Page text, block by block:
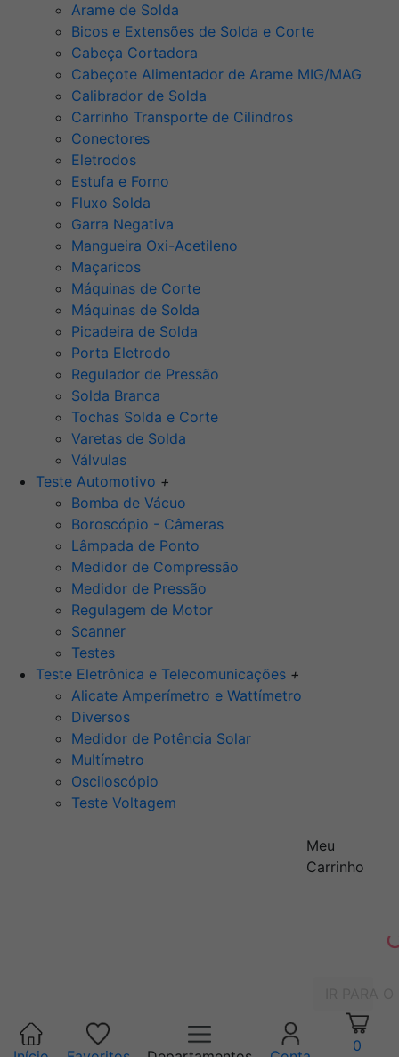
Arame de Solda
Bicos e Extensões de Solda e Corte
Cabeça Cortadora
Cabeçote Alimentador de Arame MIG/MAG
Calibrador de Solda
Carrinho Transporte de Cilindros
Conectores
Eletrodos
Estufa e Forno
Fluxo Solda
Garra Negativa
Mangueira Oxi-Acetileno
Maçaricos
Máquinas de Corte
Máquinas de Solda
Picadeira de Solda
Porta Eletrodo
Regulador de Pressão
Solda Branca
Tochas Solda e Corte
Varetas de Solda
Válvulas
Teste Automotivo +
Bomba de Vácuo
Boroscópio - Câmeras
Lâmpada de Ponto
Medidor de Compressão
Medidor de Pressão
Regulagem de Motor
Scanner
Testes
Teste Eletrônica e Telecomunicações +
Alicate Amperímetro e Wattímetro
Diversos
Medidor de Potência Solar
Multímetro
Osciloscópio
Teste Voltagem
Meu
Carrinho
0